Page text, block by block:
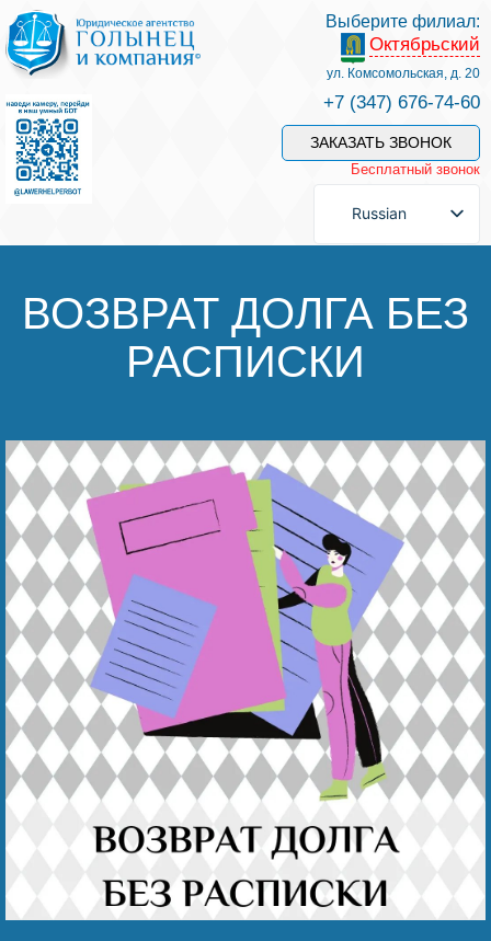
Услуги и наши специалисты
Оплата услуг
Задать вопрос
Наши победы
Видео о нас
Выберите филиал:
Октябрьский
ул. Комсомольская, д. 20
+7 (347) 676-74-60
ЗАКАЗАТЬ ЗВОНОК
Бесплатный звонок
Russian
ВОЗВРАТ ДОЛГА БЕЗ
РАСПИСКИ